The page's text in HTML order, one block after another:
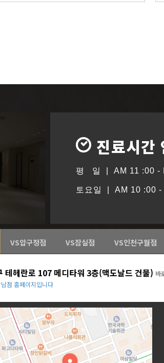
진료시간
평 일 | AM 11 :00 -
토요일 | AM 10 :00 -
VS압구정점 VS잠실점 VS인천구월점
테헤란로 107 메디타워 3층(맥도날드 건물) 바
점 홈페이지입니다